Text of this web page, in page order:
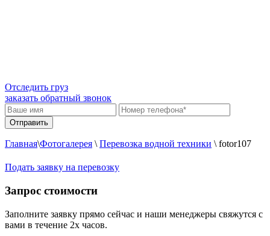
Отследить груз
заказать обратный звонок
Главная\Фотогалерея \ Перевозка водной техники \ fotor107
Подать заявку на перевозку
Запрос стоимости
Заполните заявку прямо сейчас и наши менеджеры свяжутся с
вами в течение 2х часов.